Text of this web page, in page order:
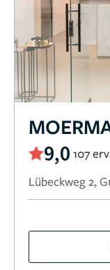
9,0 107
Lübeckweg 2,